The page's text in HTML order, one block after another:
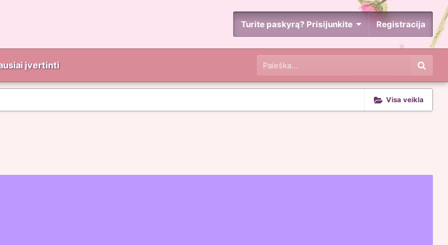
Turite paskyrą? Prisijunkite Registracija
įvertinti
Visa veikla